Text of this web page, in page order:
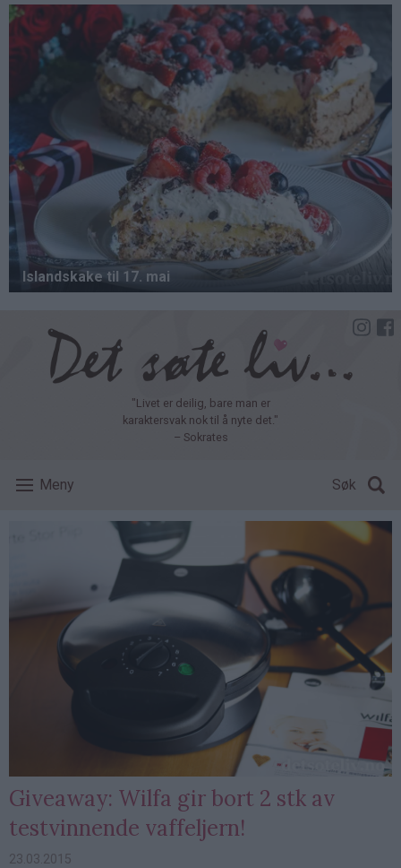
Hopp
hovedinnhold
"Livet er deilig, bare man er
karaktersvak nok til å nyte det."
– Sokrates
Meny Søk
Giveaway: Wilfa gir bort 2 stk av
testvinnende vaffeljern!
23.03.2015